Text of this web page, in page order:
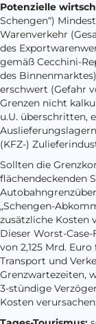
Potenzielle
Schengen“)
Warenverkehr
des
gemäß Cecchini-
des
erschwert (Gefahr
Grenzen nicht
u.U. überschritten,
(KFZ-)
Sollten die
flächendeckenden
„Schengen-
zusätzliche Kosten
Dieser Worst-
von 2,125 Mrd.
Transport und
Grenzwartezeiten,
3-stündige
Kosten